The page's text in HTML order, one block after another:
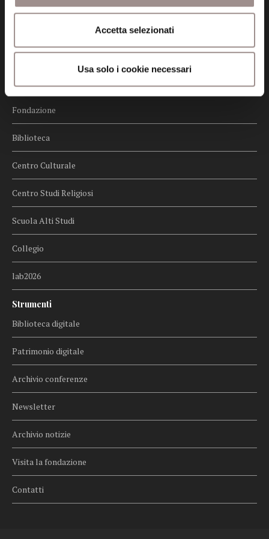
Accetta selezionati
Usa solo i cookie necessari
Privacy
Menu
Fondazione
Biblioteca
Centro Culturale
Centro Studi Religiosi
Scuola Alti Studi
Collegio
lab2026
Strumenti
Biblioteca digitale
Patrimonio digitale
Archivio conferenze
Newsletter
Archivio notizie
Visita la fondazione
Contatti